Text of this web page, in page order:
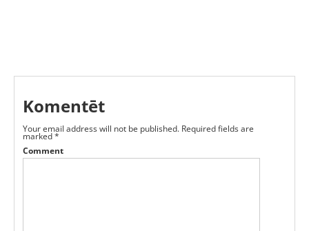
Komentēt
Your email address will not be published. Required fields are
marked*
Comment